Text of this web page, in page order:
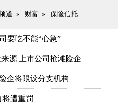
道 » 财富 » 保险信托
要吃不能“心急”
源 上市公司抢滩险企
企将限设分支机构
将遭重罚